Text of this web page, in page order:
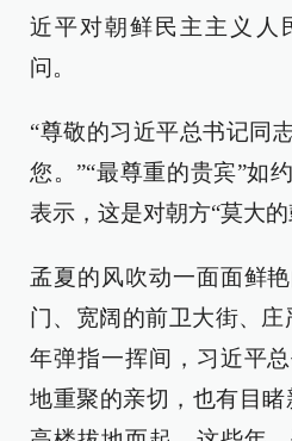
近平对朝鲜民主主义人
问。
“尊敬的习近平总书记同
您。”“最尊重的贵宾”如
表示，这是对朝方“莫大的
孟夏的风吹动一面面鲜
门、宽阔的前卫大街、
年弹指一挥间，习近平
地重聚的亲切，也有目